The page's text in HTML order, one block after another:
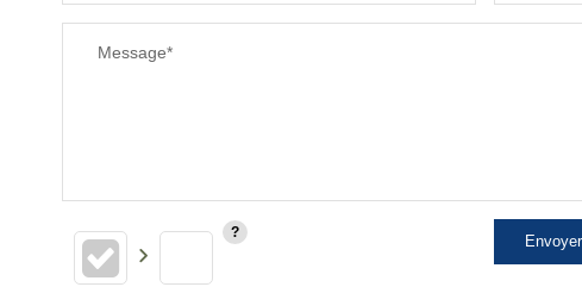
Message*